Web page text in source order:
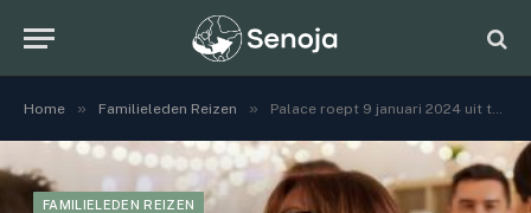
Home » Familieleden Reizen » Palace roept 9 januari 2024 uit tot een speciale niet-werkvakantie in Manilla #WalangPasok
FAMILIELEDEN REIZEN